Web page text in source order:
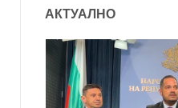
АКТУАЛНО